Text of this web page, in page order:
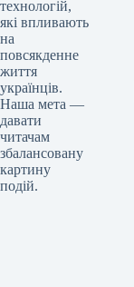
технологій,
які впливають
на
повсякденне
життя
українців.
Наша мета —
давати
читачам
збалансовану
картину
подій.